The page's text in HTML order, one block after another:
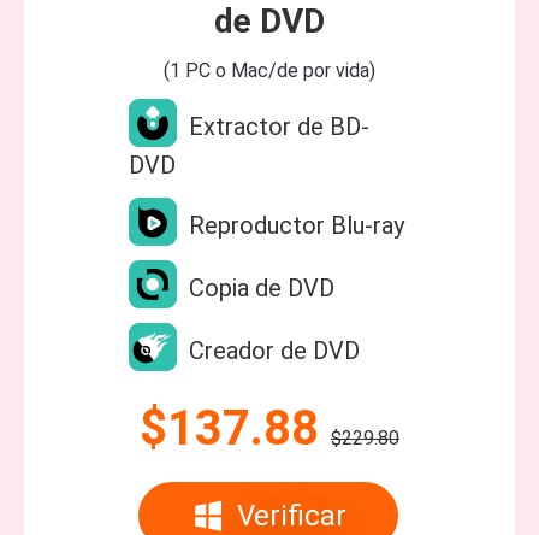
de DVD
(1 PC o Mac/de por vida)
Extractor de BD-
DVD
Reproductor Blu-ray
Copia de DVD
Creador de DVD
$137.88 $229.80
Verificar